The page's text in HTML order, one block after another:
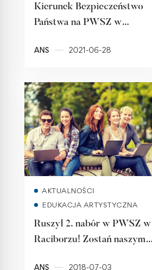
Kierunek Bezpieczeństwo
Państwa na PWSZ w
ANS 2021-06-28
Read more
AKTUALNOŚCI
EDUKACJA ARTYSTYCZNA
Ruszył 2. nabór w PWSZ w
Raciborzu! Zostań naszym
ANS
2018-07-03